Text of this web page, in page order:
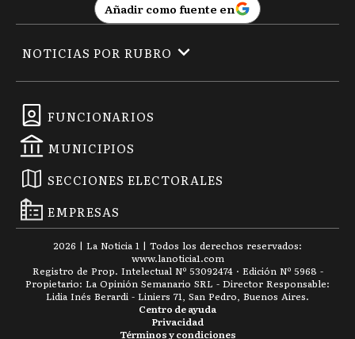
Añadir como fuente en
FUNCIONARIOS
MUNICIPIOS
SECCIONES ELECTORALES
EMPRESAS
NOTICIAS POR RUBRO
2026 | La Noticia 1 | Todos los derechos reservados:
www.lanoticia1.com
Registro de Prop. Intelectual Nº 53092474 · Edición Nº 5968 -
Propietario: La Opinión Semanario SRL - Director Responsable:
Lidia Inés Berardi - Liniers 71, San Pedro, Buenos Aires.
Términos y condiciones
Privacidad
Centro de ayuda